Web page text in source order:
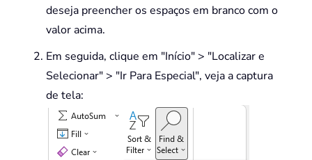
deseja preencher os espaços em branco com o
valor acima.
Em seguida, clique em "Início" > "Localizar e
Selecionar" > "Ir Para Especial", veja a captura
de tela: